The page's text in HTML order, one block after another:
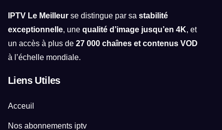
IPTV Le Meilleur se distingue par sa stabilité
exceptionnelle, une qualité d’image jusqu’en 4K, et
un accès à plus de 27 000 chaînes et contenus VOD
à l’échelle mondiale.
Liens Utiles
Acceuil
Nos abonnements iptv